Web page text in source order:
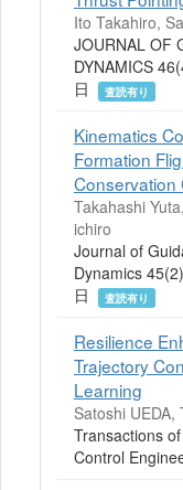
Ito Takahiro,
JOURNAL OF
DYNAMICS
日
査読有り
Kinematics
Formation
Conservation
Takahashi
ichiro
Journal of
Dynamics
日
査読有り
Resilience
Trajectory
Learning
Satoshi UEDA,
Transactions
Control